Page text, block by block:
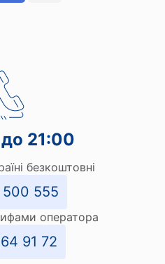
21:00
безкоштовні
555
оператора
91 72